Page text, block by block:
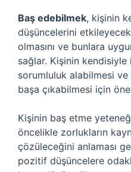
Baş edebilmek, kişinin
düşüncelerini
olmasını ve bunlara
sağlar. Kişinin
sorumluluk alabilmesi
başa çıkabilmesi için
Kişinin baş etme
öncelikle zorlukların
çözüleceğini anlaması
pozitif düşüncelere